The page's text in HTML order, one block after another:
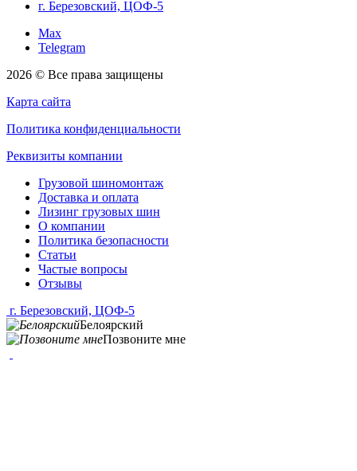
г. Березовский, ЦОФ-5
Max
Telegram
2026 © Все права защищены
Карта сайта
Политика конфиденциальности
Реквизиты компании
Грузовой шиномонтаж
Доставка и оплата
Лизинг грузовых шин
О компании
Политика безопасности
Статьи
Частые вопросы
Отзывы
г. Березовский, ЦОФ-5
Белоярский
Позвоните мне